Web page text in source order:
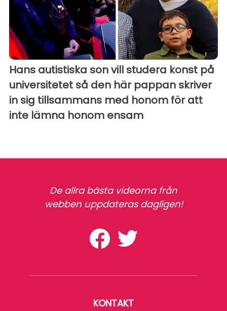
Hans autistiska son vill studera konst på
universitetet så den här pappan skriver
in sig tillsammans med honom för att
inte lämna honom ensam
De allra bästa videorna från
webben uppdateras dagligen!
KONTAKT